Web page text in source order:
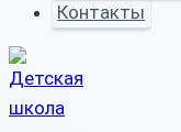
Контакты